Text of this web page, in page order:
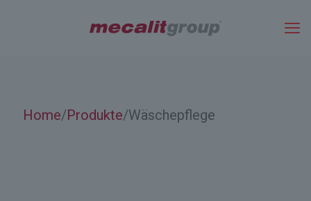
Home/Produkte/Wäschepflege